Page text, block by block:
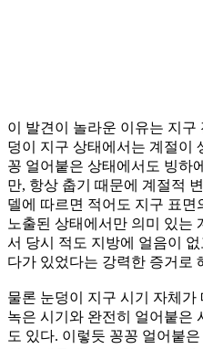
이 발견이 놀라운 이유는 지
덩이 지구 상태에서는 계절이
꽁 얼어붙은 상태에서도 빙하
만, 항상 춥기 때문에 계절적
델에 따르면 적어도 지구 표면
노출된 상태에서만 의미 있는
서 당시 적도 지방에 얼음이
다가 있었다는 강력한 증거로
물론 눈덩이 지구 시기 자체
녹은 시기와 완전히 얼어붙은
도 있다. 이렇듯 꽁꽁 얼어붙